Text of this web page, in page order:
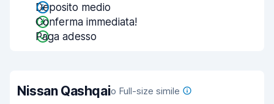
Deposito medio
Conferma immediata!
Paga adesso
Nissan Qashqaio Full-size simile